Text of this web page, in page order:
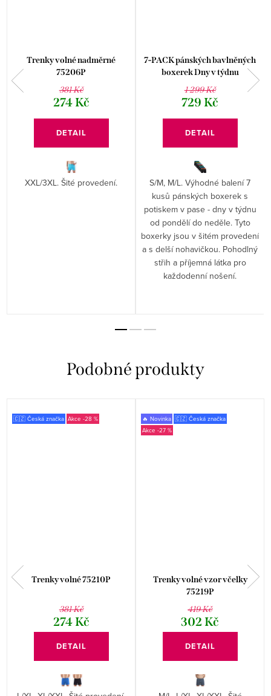
Trenky volné nadměrné
75206P
381 Kč
274 Kč
DETAIL
XXL/3XL. Šité provedení.
7-PACK pánských bavlněných
boxerek Dny v týdnu
1 299 Kč
729 Kč
DETAIL
S/M, M/L. Výhodné balení 7
kusů pánských boxerek s
potiskem v pase - dny v týdnu
od pondělí do neděle. Tyto
boxerky jsou v šitém provedení
a s delší nohavičkou. Pohodlný
střih a příjemná látka pro
každodenní nošení.
🇨🇿 Česká značka -28 %
Trenky volné 75210P
381 Kč
274 Kč
DETAIL
🔥 Novinka 🇨🇿 Česká značka
-27 %
Trenky volné vzor včelky
75219P
419 Kč
302 Kč
DETAIL